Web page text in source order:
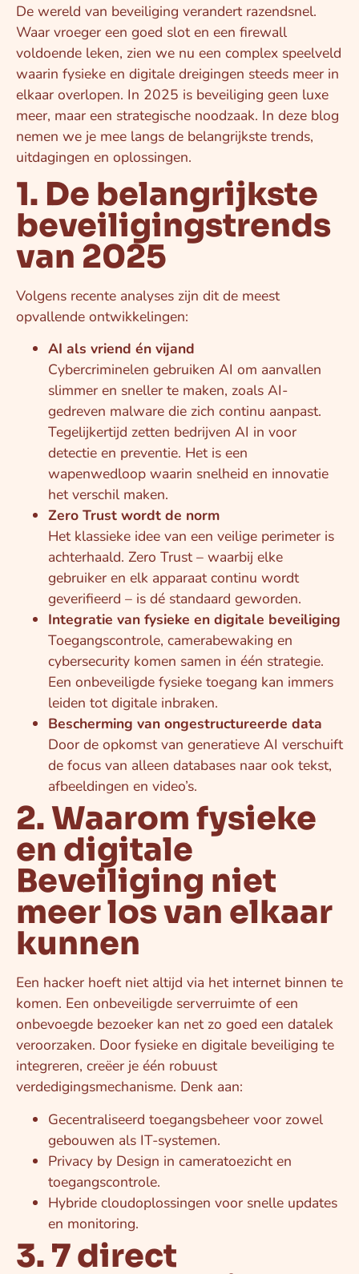
De wereld van beveiliging verandert razendsnel.
Waar vroeger een goed slot en een firewall
voldoende leken, zien we nu een complex speelveld
waarin fysieke en digitale dreigingen steeds meer in
elkaar overlopen. In 2025 is beveiliging geen luxe
meer, maar een strategische noodzaak. In deze blog
nemen we je mee langs de belangrijkste trends,
uitdagingen en oplossingen.
1. De belangrijkste
beveiligingstrends
van 2025
Volgens recente analyses zijn dit de meest
opvallende ontwikkelingen:
AI als vriend én vijand
Cybercriminelen gebruiken AI om aanvallen
slimmer en sneller te maken, zoals AI-
gedreven malware die zich continu aanpast.
Tegelijkertijd zetten bedrijven AI in voor
detectie en preventie. Het is een
wapenwedloop waarin snelheid en innovatie
het verschil maken.
Zero Trust wordt de norm
Het klassieke idee van een veilige perimeter is
achterhaald. Zero Trust – waarbij elke
gebruiker en elk apparaat continu wordt
geverifieerd – is dé standaard geworden.
Integratie van fysieke en digitale beveiliging
Toegangscontrole, camerabewaking en
cybersecurity komen samen in één strategie.
Een onbeveiligde fysieke toegang kan immers
leiden tot digitale inbraken.
Bescherming van ongestructureerde data
Door de opkomst van generatieve AI verschuift
de focus van alleen databases naar ook tekst,
afbeeldingen en video’s.
2. Waarom fysieke
en digitale
Beveiliging niet
meer los van elkaar
kunnen
Een hacker hoeft niet altijd via het internet binnen te
komen. Een onbeveiligde serverruimte of een
onbevoegde bezoeker kan net zo goed een datalek
veroorzaken. Door fysieke en digitale beveiliging te
integreren, creëer je één robuust
verdedigingsmechanisme. Denk aan:
Gecentraliseerd toegangsbeheer voor zowel
gebouwen als IT-systemen.
Privacy by Design in cameratoezicht en
toegangscontrole.
Hybride cloudoplossingen voor snelle updates
en monitoring.
3. 7 direct